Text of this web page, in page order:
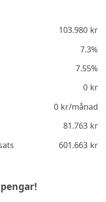
103.980kr
7.3%
7.55%
0kr
0kr/månad
81.763kr
601.663kr